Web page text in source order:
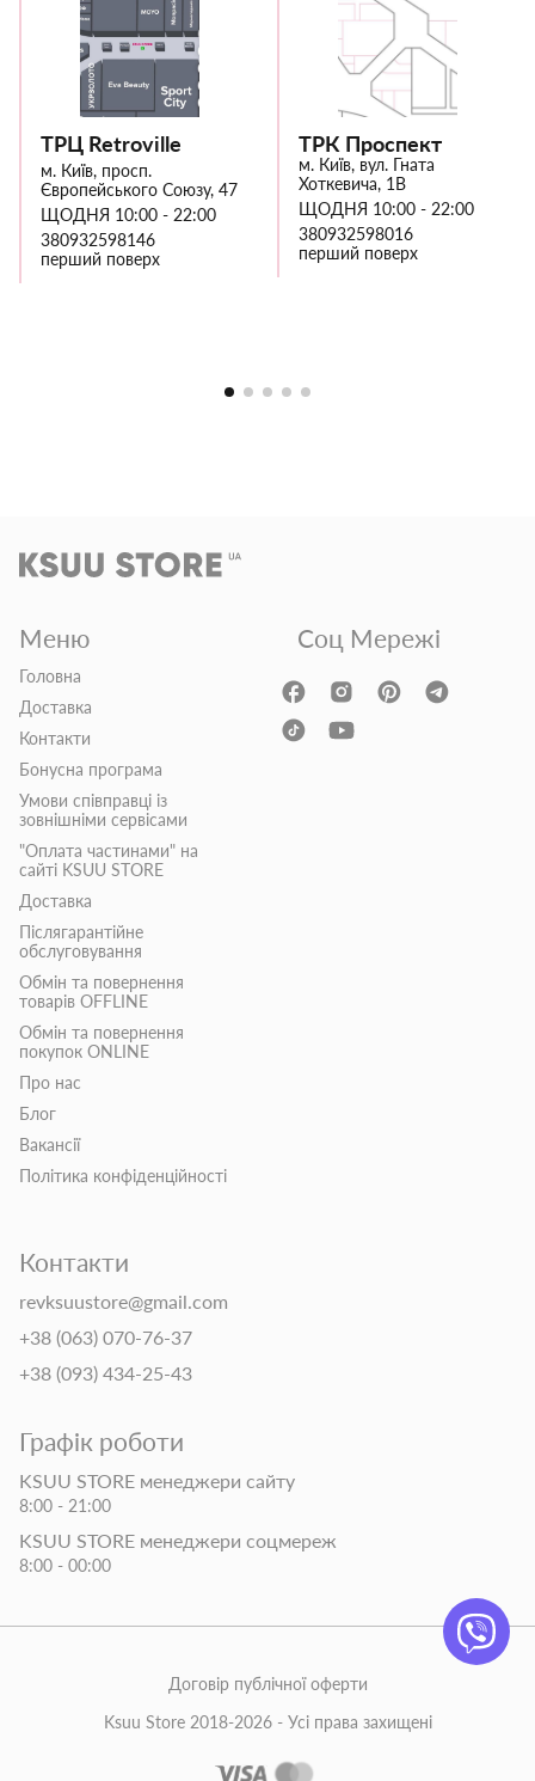
ТРЦ Retroville
м. Київ, просп.
Європейського Союзу, 47
ЩОДНЯ 10:00 - 22:00
380932598146
перший поверх
ТРК Проспект
м. Київ, вул. Гната
Хоткевича, 1В
ЩОДНЯ 10:00 - 22:00
380932598016
перший поверх
Меню
Головна
Доставка
Контакти
Бонусна програма
Умови співправці із
зовнішніми сервісами
"Оплата частинами" на
сайті KSUU STORE
Доставка
Післягарантійне
обслуговування
Обмін та повернення
товарів OFFLINE
Обмін та повернення
покупок ONLINE
Про нас
Блог
Вакансії
Політика конфіденційності
Контакти
revksuustore@gmail.com
+38 (063) 070-76-37
+38 (093) 434-25-43
Графік роботи
KSUU STORE менеджери сайту
8:00 - 21:00
KSUU STORE менеджери соцмереж
8:00 - 00:00
Соц Мережі
Ksuu Store 2018-2026 - Усі права захищені
Договір публічної оферти